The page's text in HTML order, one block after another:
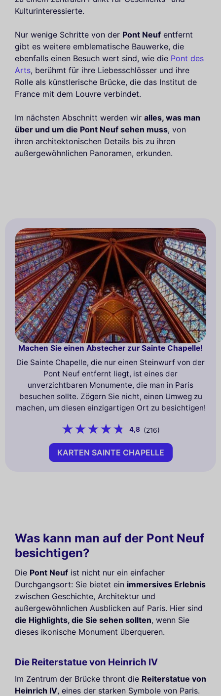
Kulturinteressierte.
Nur wenige Schritte von der Pont Neuf entfernt
gibt es weitere emblematische Bauwerke, die
ebenfalls einen Besuch wert sind, wie die Pont des
Arts, berühmt für ihre Liebesschlösser und ihre
Rolle als künstlerische Brücke, die das Institut de
France mit dem Louvre verbindet.
Im nächsten Abschnitt werden wir alles, was man
über und um die Pont Neuf sehen muss, von
ihren architektonischen Details bis zu ihren
außergewöhnlichen Panoramen, erkunden.
Machen Sie einen Abstecher zur Sainte Chapelle!
Die Sainte Chapelle, die nur einen Steinwurf von der
Pont Neuf entfernt liegt, ist eines der
unverzichtbaren Monumente, die man in Paris
besuchen sollte. Zögern Sie nicht, einen Umweg zu
machen, um diesen einzigartigen Ort zu besichtigen!
4,8 (216)
KARTEN SAINTE CHAPELLE
Was kann man auf der Pont Neuf
besichtigen?
Die Pont Neuf ist nicht nur ein einfacher
Durchgangsort: Sie bietet ein immersives Erlebnis
zwischen Geschichte, Architektur und
außergewöhnlichen Ausblicken auf Paris. Hier sind
die Highlights, die Sie sehen sollten, wenn Sie
dieses ikonische Monument überqueren.
Die Reiterstatue von Heinrich IV
Im Zentrum der Brücke thront die Reiterstatue von
Heinrich IV, eines der starken Symbole von Paris.